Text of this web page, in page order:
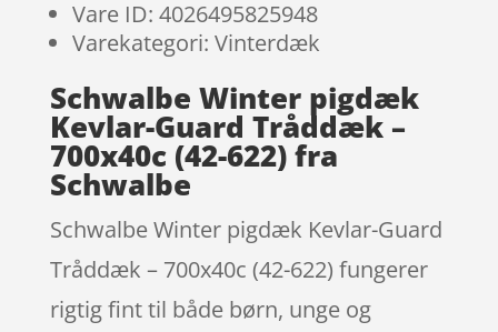
Vare ID: 4026495825948
Varekategori: Vinterdæk
Schwalbe Winter pigdæk
Kevlar-Guard Tråddæk –
700x40c (42-622) fra
Schwalbe
Schwalbe Winter pigdæk Kevlar-Guard
Tråddæk – 700x40c (42-622) fungerer
rigtig fint til både børn, unge og